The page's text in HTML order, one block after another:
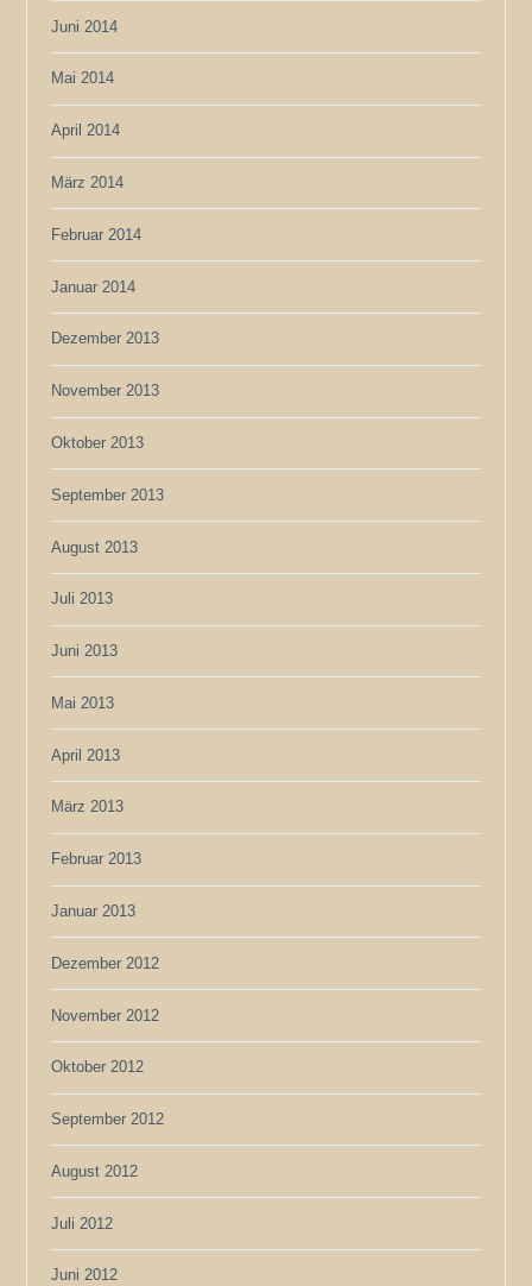
Juni 2014
Mai 2014
April 2014
März 2014
Februar 2014
Januar 2014
Dezember 2013
November 2013
Oktober 2013
September 2013
August 2013
Juli 2013
Juni 2013
Mai 2013
April 2013
März 2013
Februar 2013
Januar 2013
Dezember 2012
November 2012
Oktober 2012
September 2012
August 2012
Juli 2012
Juni 2012